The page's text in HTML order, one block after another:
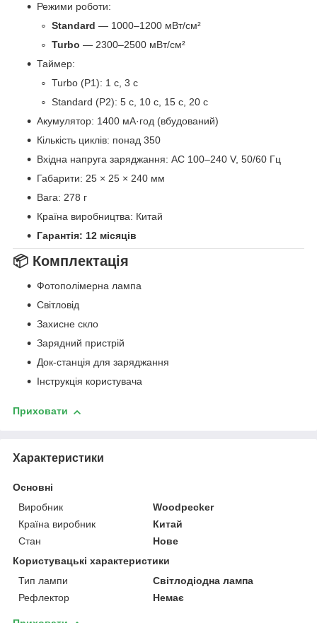
Режими роботи:
Standard — 1000–1200 мВт/см²
Turbo — 2300–2500 мВт/см²
Таймер:
Turbo (P1): 1 с, 3 с
Standard (P2): 5 с, 10 с, 15 с, 20 с
Акумулятор: 1400 мА·год (вбудований)
Кількість циклів: понад 350
Вхідна напруга заряджання: AC 100–240 V, 50/60 Гц
Габарити: 25 × 25 × 240 мм
Вага: 278 г
Країна виробництва: Китай
Гарантія: 12 місяців
📦 Комплектація
Фотополімерна лампа
Світловід
Захисне скло
Зарядний пристрій
Док-станція для заряджання
Інструкція користувача
Приховати
Характеристики
Основні
Виробник
Woodpecker
Країна виробник
Китай
Стан
Нове
Користувацькі характеристики
Тип лампи
Світлодіодна лампа
Рефлектор
Немає